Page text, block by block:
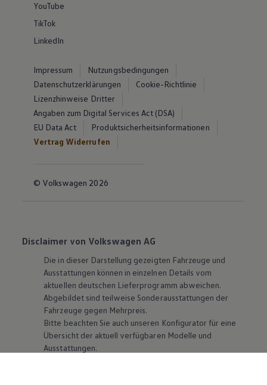
YouTube
TikTok
LinkedIn
Impressum
Nutzungsbedingungen
Datenschutzerklärungen
Cookie-Richtlinie
Lizenzhinweise Dritter
Angaben zum Digital Services Act (DSA)
EU Data Act
Produktsicherheitsinformationen
Vertrag Widerrufen
© Volkswagen 2026
Disclaimer von Volkswagen AG
Die in dieser Darstellung gezeigten Fahrzeuge und
Ausstattungen können in einzelnen Details vom
aktuellen deutschen Lieferprogramm abweichen.
Abgebildet sind teilweise Sonderausstattungen der
Fahrzeuge gegen Mehrpreis.
Bitte beachten Sie auch unseren Konfigurator für eine
Übersicht der aktuell verfügbaren Modelle und
Ausstattungen.